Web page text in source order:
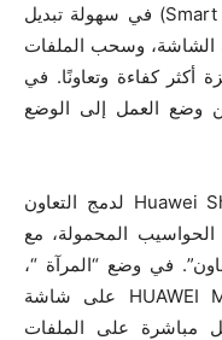
المضافة لتقنية المكتب الذكي (Smart Office) في سهولة تبديل
الشاشة، وسحب الملفات
أكثر كفاءة وتعاونًا. في
من وضع العمل إلى الوضع
قامت هواوي كذلك بدعم تقنية Huawei Share لدمج التعاون
الحواسيب المحمولة، مع
في وضع “المرآة “،
يمكنك عكس شاشة HUAWEI MateBook D15 على شاشة
مباشرة على الملفات